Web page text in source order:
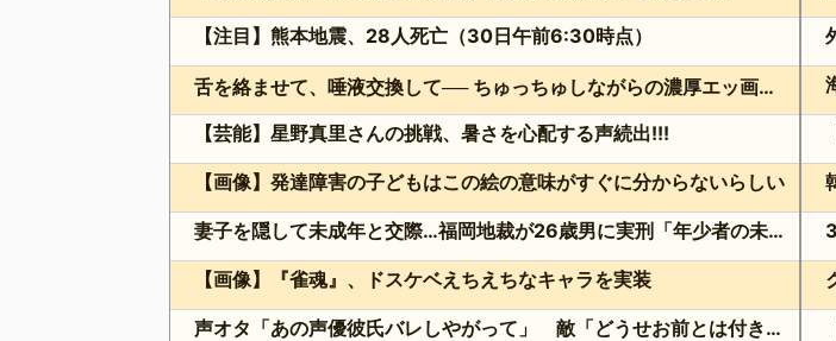
【注目】熊本地震、28人死亡（30日午前6:30時点）
舌を絡ませて、唾液交換して── ちゅっちゅしながらの濃厚エッ画像♪
【芸能】星野真里さんの挑戦、暑さを心配する声続出!!!
【画像】発達障害の子どもはこの絵の意味がすぐに分からないらしい
妻子を隠して未成年と交際…福岡地裁が26歳男に実刑「年少者の未熟さにつけ込んだ」
【画像】『雀魂』、ドスケベえちえちなキャラを実装
声オタ「あの声優彼氏バレしやがって」 敵「どうせお前とは付き合えないのにｗ」←これ